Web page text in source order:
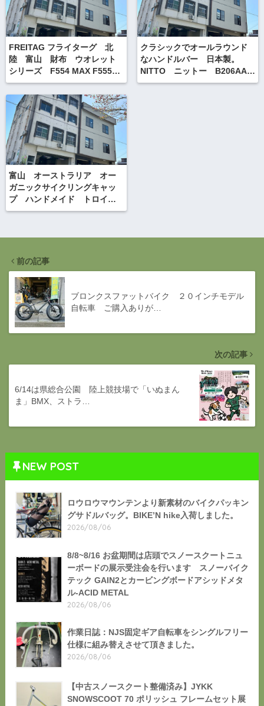
FREITAG フライターグ 北
陸 富山 財布 ウオレット
シリーズ F554 MAX F555
CAROLINE
クラシックでオールラウンド
なハンドルバー 日本製。
NITTO ニットー B206AA
ハンドルバー
富山 オーストラリア オー
ガニックサイクリングキャッ
プ ハンドメイド トロイオ
ーシェ Troy oshea
前の記事
ブロンクスファットバイク ２０インチモデル
自転車 ご購入ありが…
次の記事
6/14は県総合公園 陸上競技場で「いぬまん
ま」BMX、ストラ…
NEW POST
ロウロウマウンテンより新素材のバイクパッキン
グサドルバッグ。BIKE’N hike入荷しました。
2026/08/06
8/8~8/16 お盆期間は店頭でスノースクートニュ
ーボードの展示受注会を行います スノーバイク
テック GAIN2とカービングボードアシッドメタ
ル-ACID METAL
2026/08/06
作業日誌：NJS固定ギア自転車をシングルフリー
仕様に組み替えさせて頂きました。
2026/08/06
【中古スノースクート整備済み】JYKK
SNOWSCOOT 70 ポリッシュ フレームセット展